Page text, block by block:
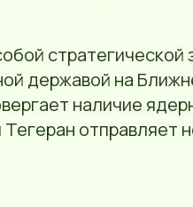
стратегической
державой на
наличие
отправляет